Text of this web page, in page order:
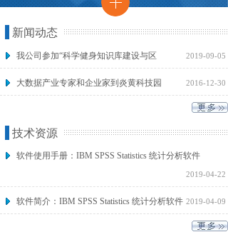
新闻动态
我公司参加“科学健身知识库建设与区 2019-09-05
大数据产业专家和企业家到炎黄科技园 2016-12-30
技术资源
软件使用手册：IBM SPSS Statistics 统计分析软件
2019-04-22
软件简介：IBM SPSS Statistics 统计分析软件 2019-04-09